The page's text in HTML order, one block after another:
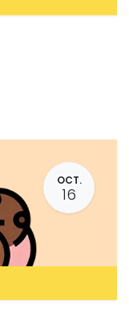
OCT.
16